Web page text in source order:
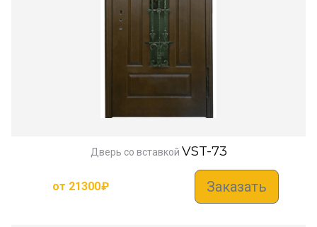
Дверь со вставкой VST-73
от 21300₽ Заказать